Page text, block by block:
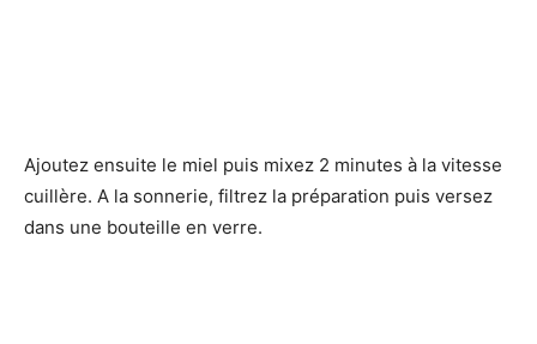
Ajoutez ensuite le miel puis mixez 2 minutes à la vitesse
cuillère. A la sonnerie, filtrez la préparation puis versez
dans une bouteille en verre.